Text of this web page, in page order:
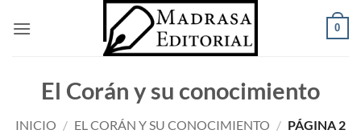
0
El Corán y su conocimiento
INICIO / EL CORÁN Y SU CONOCIMIENTO / PÁGINA 2